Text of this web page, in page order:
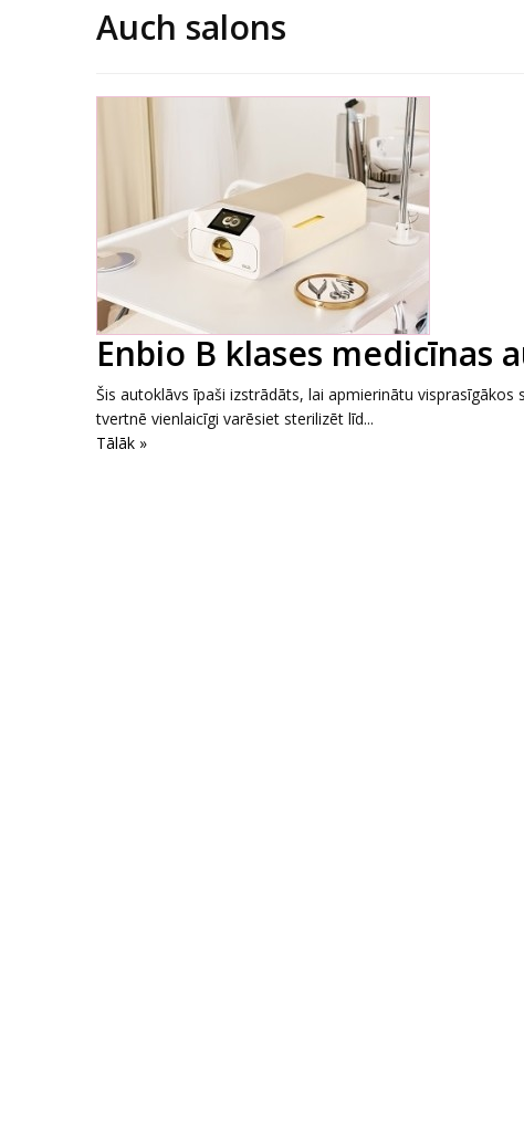
Auch salons
Enbio B klases medicīnas
Šis autoklāvs īpaši izstrādāts, lai apmierinātu
tvertnē vienlaicīgi varēsiet sterilizēt līd...
Tālāk »